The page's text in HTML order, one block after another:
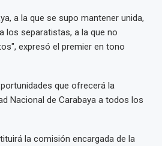
a la que se supo mantener unida,
los separatistas, a la que no
expresó el premier en tono
que ofrecerá la
Nacional de Carabaya a todos los
la comisión encargada de la